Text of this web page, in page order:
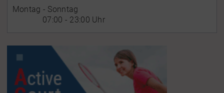
Montag - Sonntag
07:00 - 23:00 Uhr